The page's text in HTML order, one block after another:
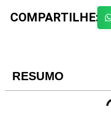
COMPARTILHE:
RESUMO